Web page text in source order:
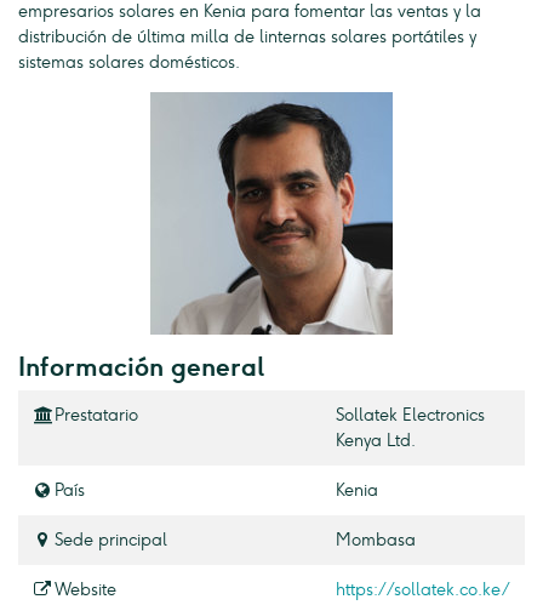
empresarios solares en Kenia para fomentar las ventas y la
distribución de última milla de linternas solares portátiles y
sistemas solares domésticos.
Información general
Prestatario
Sollatek Electronics
Kenya Ltd.
País Kenia
Sede principal Mombasa
Website https://sollatek.co.ke/